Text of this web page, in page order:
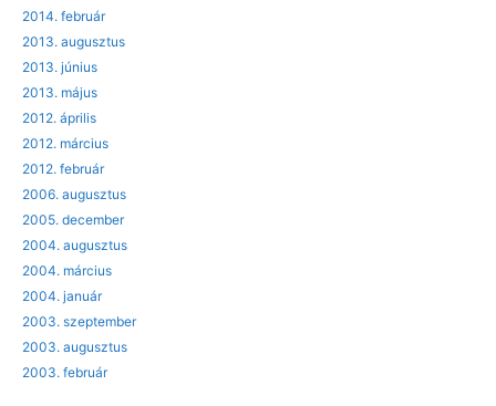
2014. február
2013. augusztus
2013. június
2013. május
2012. április
2012. március
2012. február
2006. augusztus
2005. december
2004. augusztus
2004. március
2004. január
2003. szeptember
2003. augusztus
2003. február